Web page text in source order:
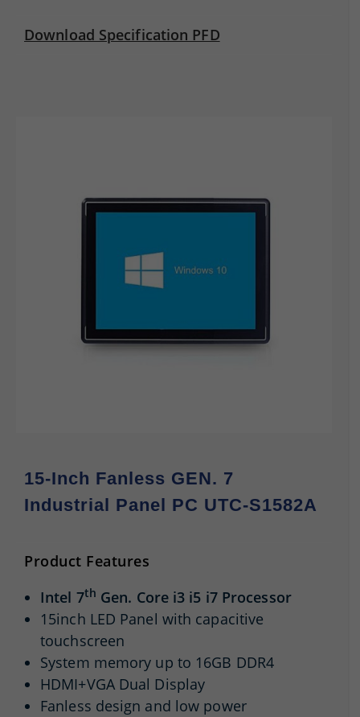
Download Specification PFD
15-Inch Fanless GEN. 7
Industrial Panel PC UTC-S1582A
Product Features
Intel 7th Gen. Core i3 i5 i7 Processor
15inch LED Panel with capacitive
touchscreen
System memory up to 16GB DDR4
HDMI+VGA Dual Display
Fanless design and low power